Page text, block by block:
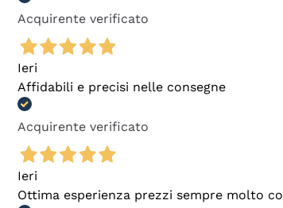
Acquirente verificato
Ieri
Affidabili e precisi nelle consegne
Acquirente verificato
Ieri
Ottima esperienza prezzi sempre molto